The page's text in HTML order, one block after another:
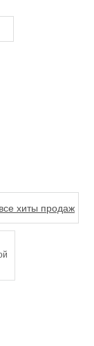
все хиты продаж